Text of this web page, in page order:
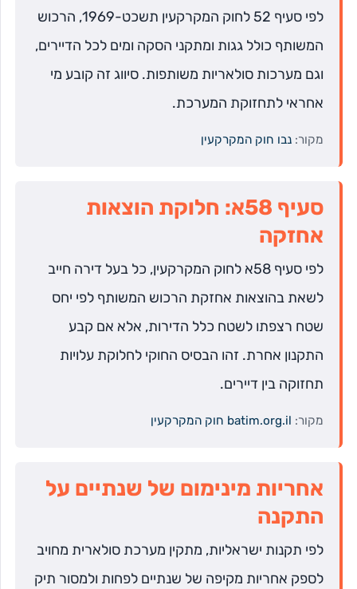
לפי סעיף 52 לחוק המקרקעין תשכט-1969, הרכוש
המשותף כולל גגות ומתקני הסקה ומים לכל הדיירים,
וגם מערכות סולאריות משותפות. סיווג זה קובע מי
אחראי לתחזוקת המערכת.
מקור: נבו חוק המקרקעין
סעיף 58א: חלוקת הוצאות
אחזקה
לפי סעיף 58א לחוק המקרקעין, כל בעל דירה חייב
לשאת בהוצאות אחזקת הרכוש המשותף לפי יחס
שטח רצפתו לשטח כלל הדירות, אלא אם קבע
התקנון אחרת. זהו הבסיס החוקי לחלוקת עלויות
תחזוקה בין דיירים.
מקור: batim.org.il חוק המקרקעין
אחריות מינימום של שנתיים על
התקנה
לפי תקנות ישראליות, מתקין מערכת סולארית מחויב
לספק אחריות מקיפה של שנתיים לפחות ולמסור תיק